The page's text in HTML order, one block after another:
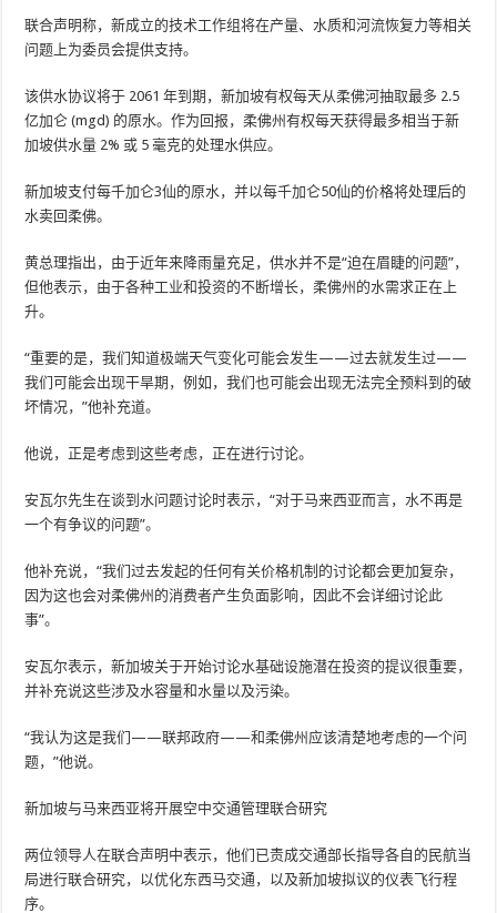
联合声明称，新成立的技术工作组将在产量、水质和河流恢复力等相关
问题上为委员会提供支持。
该供水协议将于 2061 年到期，新加坡有权每天从柔佛河抽取最多 2.5
亿加仑 (mgd) 的原水。作为回报，柔佛州有权每天获得最多相当于新
加坡供水量 2% 或 5 毫克的处理水供应。
新加坡支付每千加仑3仙的原水，并以每千加仑50仙的价格将处理后的
水卖回柔佛。
黄总理指出，由于近年来降雨量充足，供水并不是“迫在眉睫的问题”，
但他表示，由于各种工业和投资的不断增长，柔佛州的水需求正在上
升。
“重要的是，我们知道极端天气变化可能会发生——过去就发生过——
我们可能会出现干旱期，例如，我们也可能会出现无法完全预料到的破
坏情况，”他补充道。
他说，正是考虑到这些考虑，正在进行讨论。
安瓦尔先生在谈到水问题讨论时表示，“对于马来西亚而言，水不再是
一个有争议的问题”。
他补充说，“我们过去发起的任何有关价格机制的讨论都会更加复杂，
因为这也会对柔佛州的消费者产生负面影响，因此不会详细讨论此
事”。
安瓦尔表示，新加坡关于开始讨论水基础设施潜在投资的提议很重要，
并补充说这些涉及水容量和水量以及污染。
“我认为这是我们——联邦政府——和柔佛州应该清楚地考虑的一个问
题，”他说。
新加坡与马来西亚将开展空中交通管理联合研究
两位领导人在联合声明中表示，他们已责成交通部长指导各自的民航当
局进行联合研究，以优化东西马交通，以及新加坡拟议的仪表飞行程
序。